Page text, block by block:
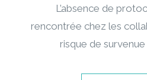
L’absence de
rencontrée chez les
risque de